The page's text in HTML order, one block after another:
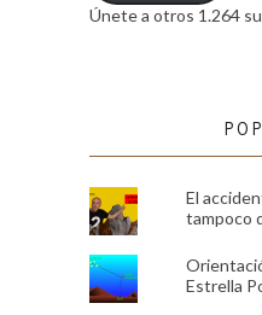
Únete a otros 1.264
El
tampoco
Estrella